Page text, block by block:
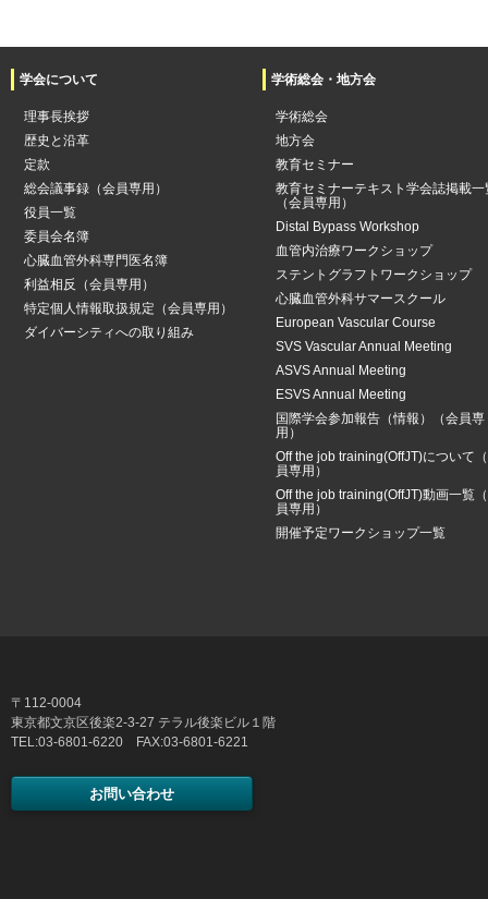
学会について
理事長挨拶
歴史と沿革
定款
総会議事録（会員専用）
役員一覧
委員会名簿
心臓血管外科専門医名簿
利益相反（会員専用）
特定個人情報取扱規定（会員専用）
ダイバーシティへの取り組み
学術総会・地方会
学術総会
地方会
教育セミナー
教育セミナーテキスト学会誌掲載一
（会員専用）
Distal Bypass Workshop
血管内治療ワークショップ
ステントグラフトワークショップ
心臓血管外科サマースクール
European Vascular Course
SVS Vascular Annual Meeting
ASVS Annual Meeting
ESVS Annual Meeting
国際学会参加報告（情報）（会員専
用）
Off the job training(OffJT)について
員専用）
Off the job training(OffJT)動画一覧
員専用）
開催予定ワークショップ一覧
〒112-0004
東京都文京区後楽2-3-27 テラル後楽ビル１階
TEL:03-6801-6220 FAX:03-6801-6221
お問い合わせ